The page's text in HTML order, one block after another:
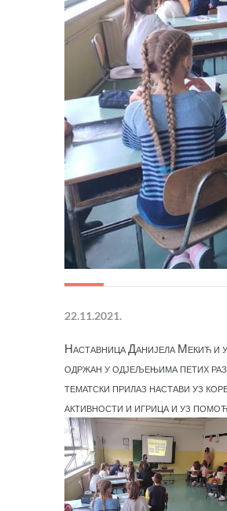
22.11.2021.
Наставница Данијела Мекић и
одржан у одјељењима петих
тематски прилаз настави уз
активности и игрица и уз